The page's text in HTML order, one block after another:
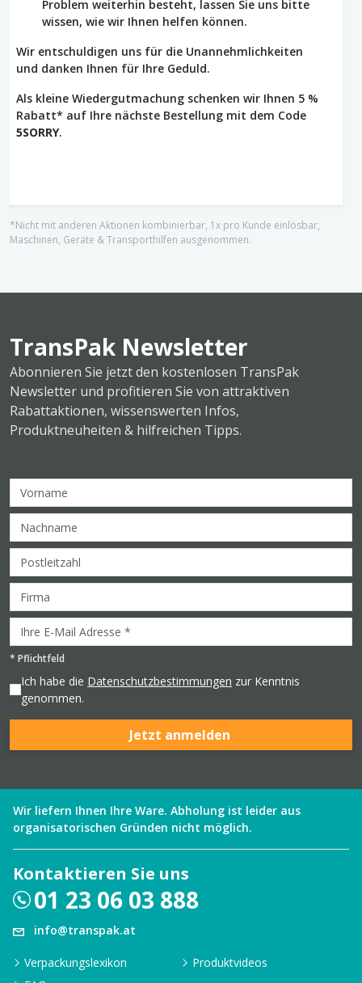
Problem weiterhin besteht, lassen Sie uns bitte
wissen, wie wir Ihnen helfen können.
Wir entschuldigen uns für die Unannehmlichkeiten
und danken Ihnen für Ihre Geduld.
Als kleine Wiedergutmachung schenken wir Ihnen 5 %
Rabatt* auf Ihre nächste Bestellung mit dem Code
5SORRY.
*Nicht mit anderen Aktionen kombinierbar, 1x pro Kunde einlösbar,
Maschinen, Geräte & Transporthilfen ausgenommen.
TransPak Newsletter
Abonnieren Sie jetzt den kostenlosen TransPak
Newsletter und profitieren Sie von attraktiven
Rabattaktionen, wissenswerten Infos,
Produktneuheiten & hilfreichen Tipps.
* Pflichtfeld
Ich habe die Datenschutzbestimmungen zur Kenntnis
genommen.
Jetzt anmelden
Wir liefern Ihnen Ihre Ware. Abholung ist leider aus
organisatorischen Gründen nicht möglich.
Kontaktieren Sie uns
01 23 06 03 888
info@transpak.at
Verpackungslexikon
Produktvideos